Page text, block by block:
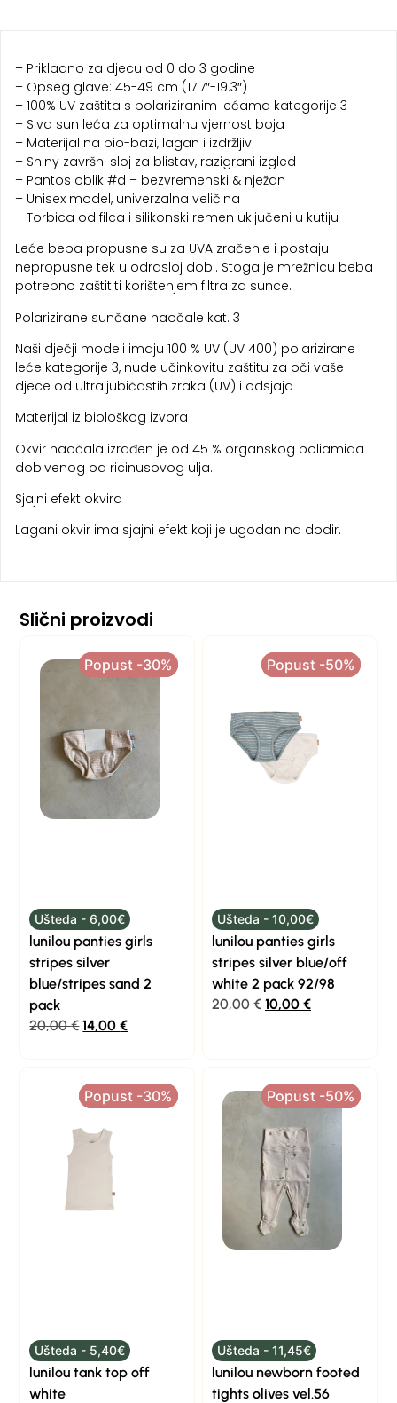
– Prikladno za djecu od 0 do 3 godine
– Opseg glave: 45-49 cm (17.7″-19.3″)
– 100% UV zaštita s polariziranim lećama kategorije 3
– Siva sun leća za optimalnu vjernost boja
– Materijal na bio-bazi, lagan i izdržljiv
– Shiny završni sloj za blistav, razigrani izgled
– Pantos oblik #d – bezvremenski & nježan
– Unisex model, univerzalna veličina
– Torbica od filca i silikonski remen uključeni u kutiju
Leće beba propusne su za UVA zračenje i postaju
nepropusne tek u odrasloj dobi. Stoga je mrežnicu beba
potrebno zaštititi korištenjem filtra za sunce.
Polarizirane sunčane naočale kat. 3
Naši dječji modeli imaju 100 % UV (UV 400) polarizirane
leće kategorije 3, nude učinkovitu zaštitu za oči vaše
djece od ultraljubičastih zraka (UV) i odsjaja
Materijal iz biološkog izvora
Okvir naočala izrađen je od 45 % organskog poliamida
dobivenog od ricinusovog ulja.
Sjajni efekt okvira
Lagani okvir ima sjajni efekt koji je ugodan na dodir.
Slični proizvodi
Popust -30%
Popust -30%
Ušteda - 6,00€
lunilou panties girls
stripes silver
blue/stripes sand 2
pack
20,00€ 14,00€
Popust -50%
Popust -50%
Ušteda - 10,00€
lunilou panties girls
stripes silver blue/off
white 2 pack 92/98
20,00€ 10,00 €
Popust -30%
Popust -30%
Ušteda - 5,40€
lunilou tank top off
white
Popust -50%
Popust -50%
Ušteda - 11,45€
lunilou newborn footed
tights olives vel.56